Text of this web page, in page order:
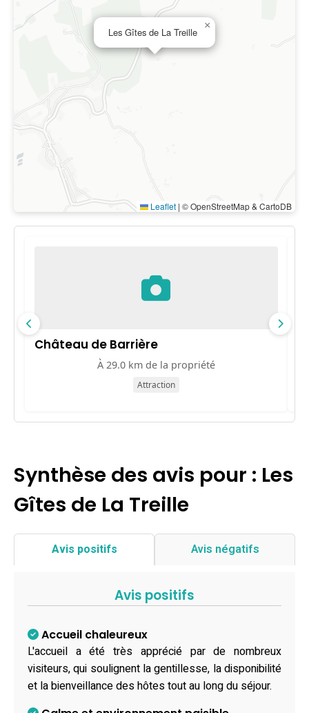
Les Gîtes de La Treille
×
Leaflet | © OpenStreetMap & CartoDB
Château de Barrière
À 29.0 km de la propriété
Attraction
Synthèse des avis pour : Les
Gîtes de La Treille
Avis positifs Avis négatifs
Avis positifs
Accueil chaleureux
L'accueil a été très apprécié par de nombreux
visiteurs, qui soulignent la gentillesse, la disponibilité
et la bienveillance des hôtes tout au long du séjour.